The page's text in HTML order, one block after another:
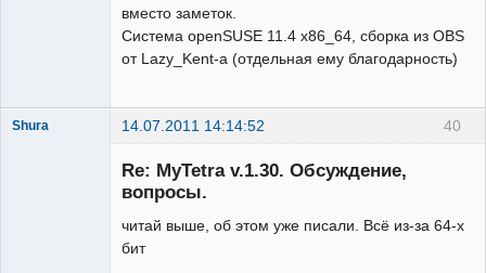
вместо заметок.
Система openSUSE 11.4 x86_64, сборка из OBS
от Lazy_Kent-а (отдельная ему благодарность)
40
Shura 14.07.2011 14:14:52
Re: MyTetra v.1.30. Обсуждение,
вопросы.
читай выше, об этом уже писали. Всё из-за 64-х
бит